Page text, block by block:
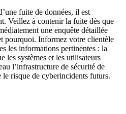
fuite de données, il est
Veillez à contenir la fuite dès que
une enquête détaillée
pourquoi. Informez votre clientèle
les informations pertinentes : la
les systèmes et les utilisateurs
l’infrastructure de sécurité de
risque de cyberincidents futurs.